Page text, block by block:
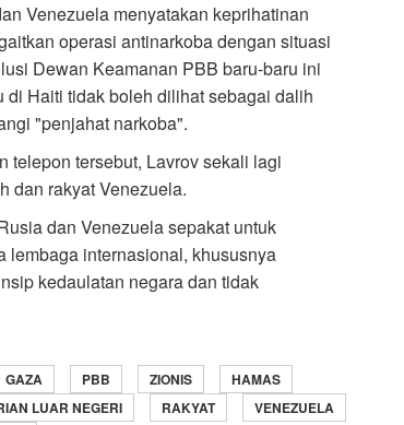
Venezuela menyatakan keprihatinan
operasi antinarkoba dengan situasi
Dewan Keamanan PBB baru-baru ini
di Haiti tidak boleh dilihat sebagai dalih
"penjahat narkoba".
telepon tersebut, Lavrov sekali lagi
dan rakyat Venezuela.
dan Venezuela sepakat untuk
lembaga internasional, khususnya
kedaulatan negara dan tidak
GAZA PBB ZIONIS
HAMAS
LUAR NEGERI RAKYAT
VENEZUELA